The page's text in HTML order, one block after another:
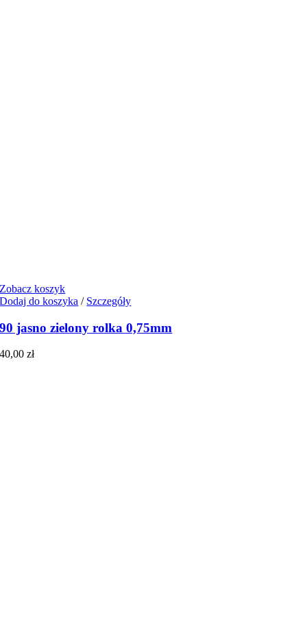
Zobacz koszyk
Dodaj do koszyka / Szczegóły
90 jasno zielony rolka 0,75mm
40,00zł